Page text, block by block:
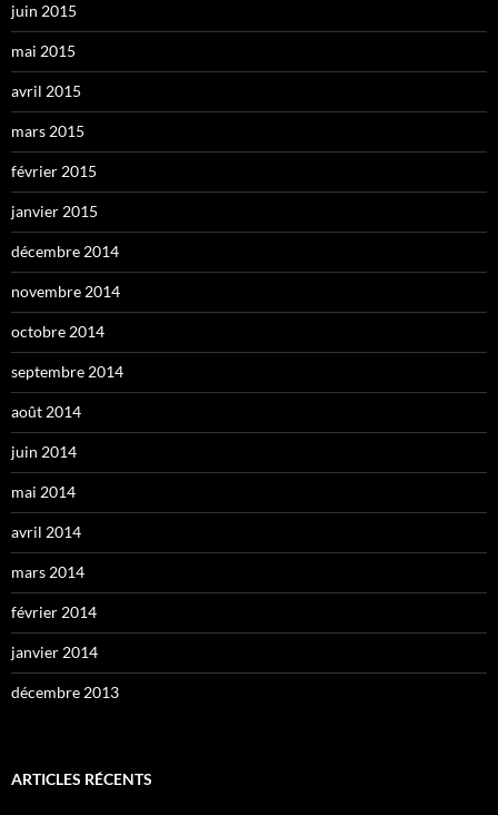
juin 2015
mai 2015
avril 2015
mars 2015
février 2015
janvier 2015
décembre 2014
novembre 2014
octobre 2014
septembre 2014
août 2014
juin 2014
mai 2014
avril 2014
mars 2014
février 2014
janvier 2014
décembre 2013
ARTICLES RÉCENTS